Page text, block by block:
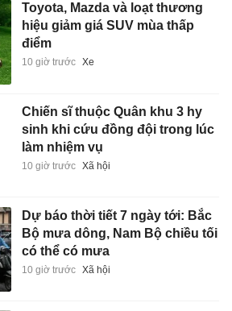
Toyota, Mazda và loạt thương
hiệu giảm giá SUV mùa thấp
điểm
10 giờ trước Xe
Chiến sĩ thuộc Quân khu 3 hy
sinh khi cứu đồng đội trong lúc
làm nhiệm vụ
10 giờ trước Xã hội
Dự báo thời tiết 7 ngày tới: Bắc
Bộ mưa dông, Nam Bộ chiều tối
có thể có mưa
10 giờ trước Xã hội